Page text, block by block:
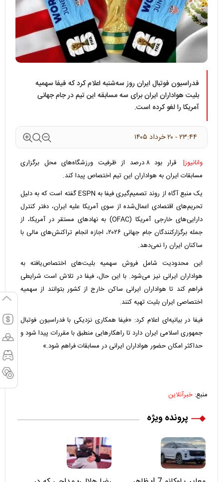
فدراسیون فوتبال ایران روز سه‌شنبه اعلام کرد که فیفا سهمیه
بلیت هواداران ایران برای سه مسابقه این تیم در جام جهانی
آمریکا را لغو کرده است.
۲۳:۴۴ - ۲۰ خرداد ۱۴۰۵
وانانیوز|
قرار بود ۸ درصد از ظرفیت ورزشگاه‌های محل برگزاری
مسابقات ایران به هواداران این تیم اختصاص پیدا کند.
یک منبع آگاه از روند تصمیم‌گیری فیفا به ESPN گفته است که به دلیل
تحریم‌های اقتصادی اعمال‌شده از سوی آمریکا علیه ایران، دفتر کنترل
دارایی‌های خارجی آمریکا (OFAC) به نهادهای مستقر در آمریکا، از
جمله برگزارکنندگان جام جهانی ۲۰۲۶، اجازه انجام تراکنش‌های مالی با
ساکنان ایران را نمی‌دهد.
این محدودیت شامل فروش سهمیه بلیت‌های اختصاص‌یافته به
هواداران ایرانی نیز می‌شود. با این حال، فیفا در تلاش است شرایطی
فراهم کند تا هواداران ایرانی ساکن خارج از کشور بتوانند از سهمیه
اختصاصی ایران بلیت تهیه کنند.
فیفا در بیانیه‌ای اعلام کرد: «فیفا همکاری نزدیکی با فدراسیون فوتبال
جمهوری اسلامی ایران دارد تا راهکارهایی منطبق با مقررات پیدا شود و
حداکثر امکان حضور هواداران ایرانی در مسابقات فراهم شود.»
منبع: خبرآنلاین
پرونده ویژه